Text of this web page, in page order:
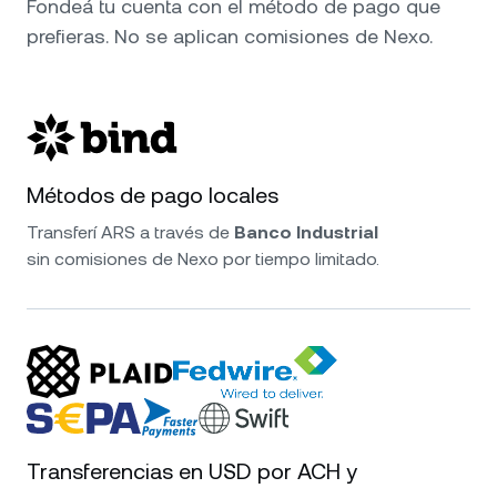
Fondeá tu cuenta con el método de pago que
prefieras. No se aplican comisiones de Nexo.
Métodos de pago locales
Transferí ARS a través de Banco Industrial
sin comisiones de Nexo por tiempo limitado.
Transferencias en USD por ACH y